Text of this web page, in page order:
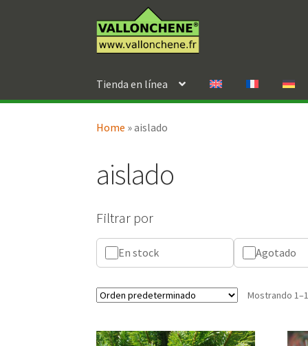
a
la
al
contenido
Tienda en línea
Home »aislado
aislado
Filtrar por
En stock Agotado
Mostrando